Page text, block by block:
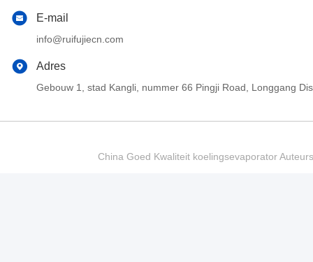
E-mail
info@ruifujiecn.com
Adres
Gebouw 1, stad Kangli, nummer 66 Pingji Road, Longgang
China Goed Kwaliteit koelingsevaporator